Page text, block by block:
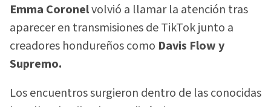
Emma Coronelvolvió a llamar la atención tras
aparecer en transmisiones de TikTok junto a
creadores hondureños como Davis Flow y
Supremo.
Los encuentros surgieron dentro de las conocidas